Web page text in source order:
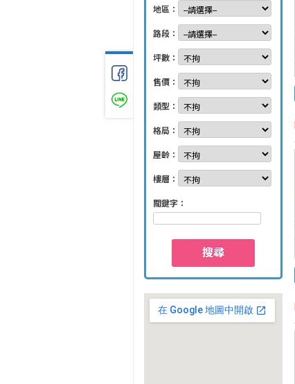
地區：
路段：
坪數：
售價：
類型：
格局：
屋齡：
樓層：
關鍵字：
搜尋